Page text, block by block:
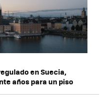
en Suecia,
años para un piso